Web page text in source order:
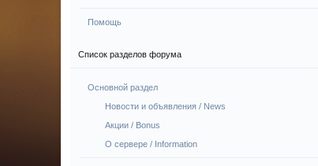
Помощь
Список разделов форума
Основной раздел
Новости и объявления / News
Акции / Bonus
О сервере / Information